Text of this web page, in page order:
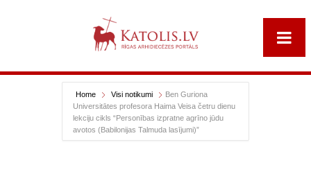
Home Visi notikumi
Ben Guriona
Universitātes profesora Haima Veisa četru dienu
lekciju cikls “Personības izpratne agrīno jūdu
avotos (Babilonijas Talmuda lasījumi)”